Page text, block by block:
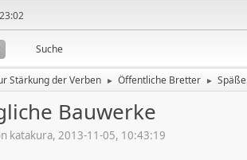
Suche
Stärkung der Verben ► Öffentliche Bretter ► Späße
Bauwerke
katakura, 2013-11-05, 10:43:19